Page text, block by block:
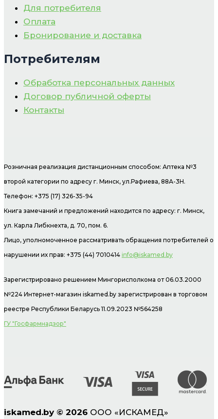
Для потребителя
Оплата
Бронирование и доставка
Потребителям
Обработка персональных данных
Договор публичной оферты
Контакты
Розничная реализация дистанционным способом: Аптека №3
второй категории по адресу г. Минск, ул.Рафиева, 88А-3Н.
Телефон: +375 (17) 326-35-94
Книга замечаний и предложений находится по адресу: г. Минск,
ул. Карла Либкнехта, д. 70, пом. 6.
Лицо, уполномоченное рассматривать обращения потребителей о
нарушении их прав: +375 (44) 7010414 info@iskamed.by
Зарегистрировано решением Мингорисполкома от 06.03.2000
№224 Интернет-магазин iskamed.by зарегистрирован в торговом
реестре Республики Беларусь 11.09.2023 №564258
ГУ "Госфармнадзор"
iskamed.by © 2026 ООО «ИСКАМЕД»